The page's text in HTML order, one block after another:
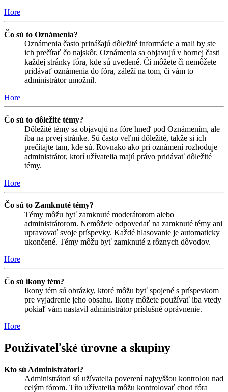
Hore
Čo sú to Oznámenia?
Oznámenia často prinášajú dôležité informácie a mali by ste
ich prečítať čo najskôr. Oznámenia sa objavujú v hornej časti
každej stránky fóra, kde sú uvedené. Či môžete či nemôžete
pridávať oznámenia do fóra, záleží na tom, či vám to
administrátor umožnil.
Hore
Čo sú to dôležité témy?
Dôležité témy sa objavujú na fóre hneď pod Oznámením, ale
iba na prvej stránke. Sú často veľmi dôležité, takže si ich
prečítajte tam, kde sú. Rovnako ako pri oznámení rozhoduje
administrátor, ktorí užívatelia majú právo pridávať dôležité
témy.
Hore
Čo sú to Zamknuté témy?
Témy môžu byť zamknuté moderátorom alebo
administrátorom. Nemôžete odpovedať na zamknuté témy ani
upravovať svoje príspevky. Každé hlasovanie je automaticky
ukončené. Témy môžu byť zamknuté z rôznych dôvodov.
Hore
Čo sú ikony tém?
Ikony tém sú obrázky, ktoré môžu byť spojené s príspevkom
pre vyjadrenie jeho obsahu. Ikony môžete používať iba vtedy
pokiaľ vám nastavil administrátor príslušné oprávnenie.
Hore
Používateľské úrovne a skupiny
Kto sú Administrátori?
Administrátori sú užívatelia poverení najvyššou kontrolou nad
celým fórom. Títo užívatelia môžu kontrolovať chod fóra